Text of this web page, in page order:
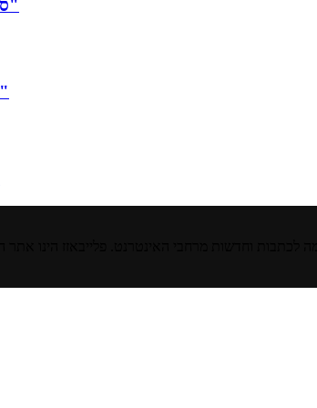
סוהרת לשעבר: "אסור שחיילות חובה ישרתו בכלל באגפים של אסירים גברים"
אדלשטיין לבג"ץ על החלפתו: "התערבות תקדימית, מתקשה לנקוב בתאריך"